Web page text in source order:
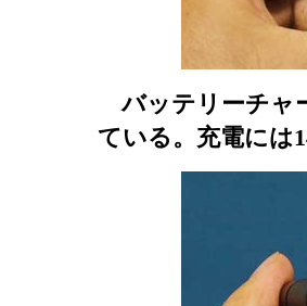
バッテリーチャ
ている。充電には